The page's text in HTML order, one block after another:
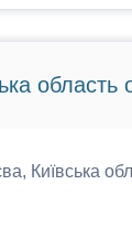
область
Київська